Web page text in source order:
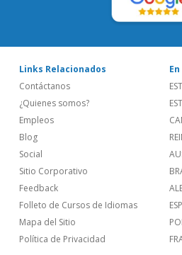
Links Relacionados
¿Quienes somos?
Empleos
Social